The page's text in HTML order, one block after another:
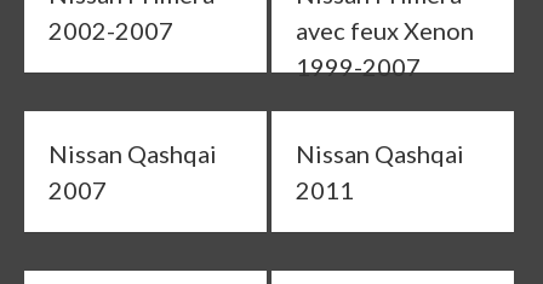
2002-2007
avec feux Xenon
1999-2007
Nissan Qashqai
2007
Nissan Qashqai
2011